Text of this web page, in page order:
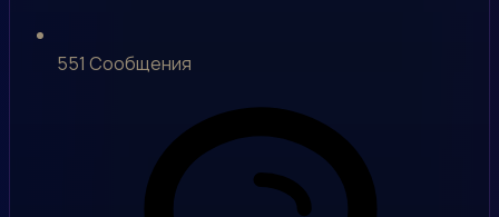
551 Сообщения